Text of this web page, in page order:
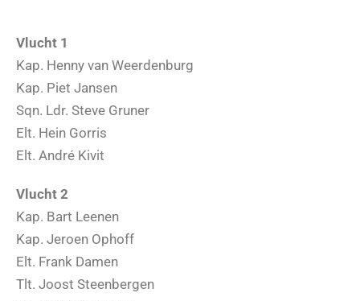
Vlucht 1
Kap. Henny van Weerdenburg
Kap. Piet Jansen
Sqn. Ldr. Steve Gruner
Elt. Hein Gorris
Elt. André Kivit
Vlucht 2
Kap. Bart Leenen
Kap. Jeroen Ophoff
Elt. Frank Damen
Tlt. Joost Steenbergen